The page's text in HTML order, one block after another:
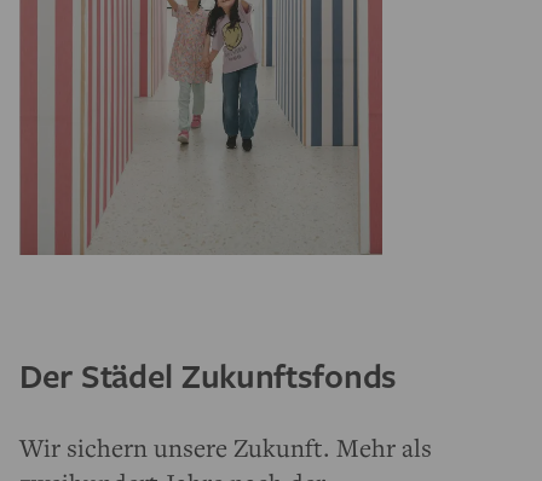
Der Städel Zukunftsfonds
Wir sichern unsere Zukunft. Mehr als